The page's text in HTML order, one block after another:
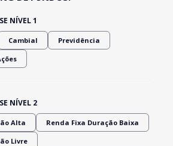
NÍVEL 1
Cambial Previdência
NÍVEL 2
Alta Renda Fixa Duração Baixa
Livre